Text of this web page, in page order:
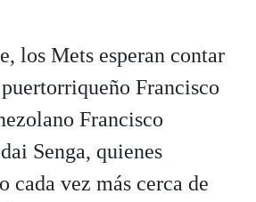
los Mets esperan contar
Francisco
Francisco
Senga, quienes
cada vez más cerca de